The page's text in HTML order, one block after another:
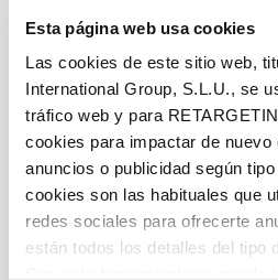
Esta página web usa cookies
Las cookies de este sitio web,
International Group, S.L.U., se
tráfico web y para
cookies para impactar de
anuncios o publicidad según
cookies son las habituales que
redes sociales para ofrecerte
están todos los detalles del tipo